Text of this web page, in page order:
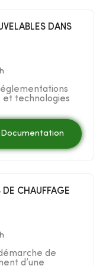
technologies
de
d’une